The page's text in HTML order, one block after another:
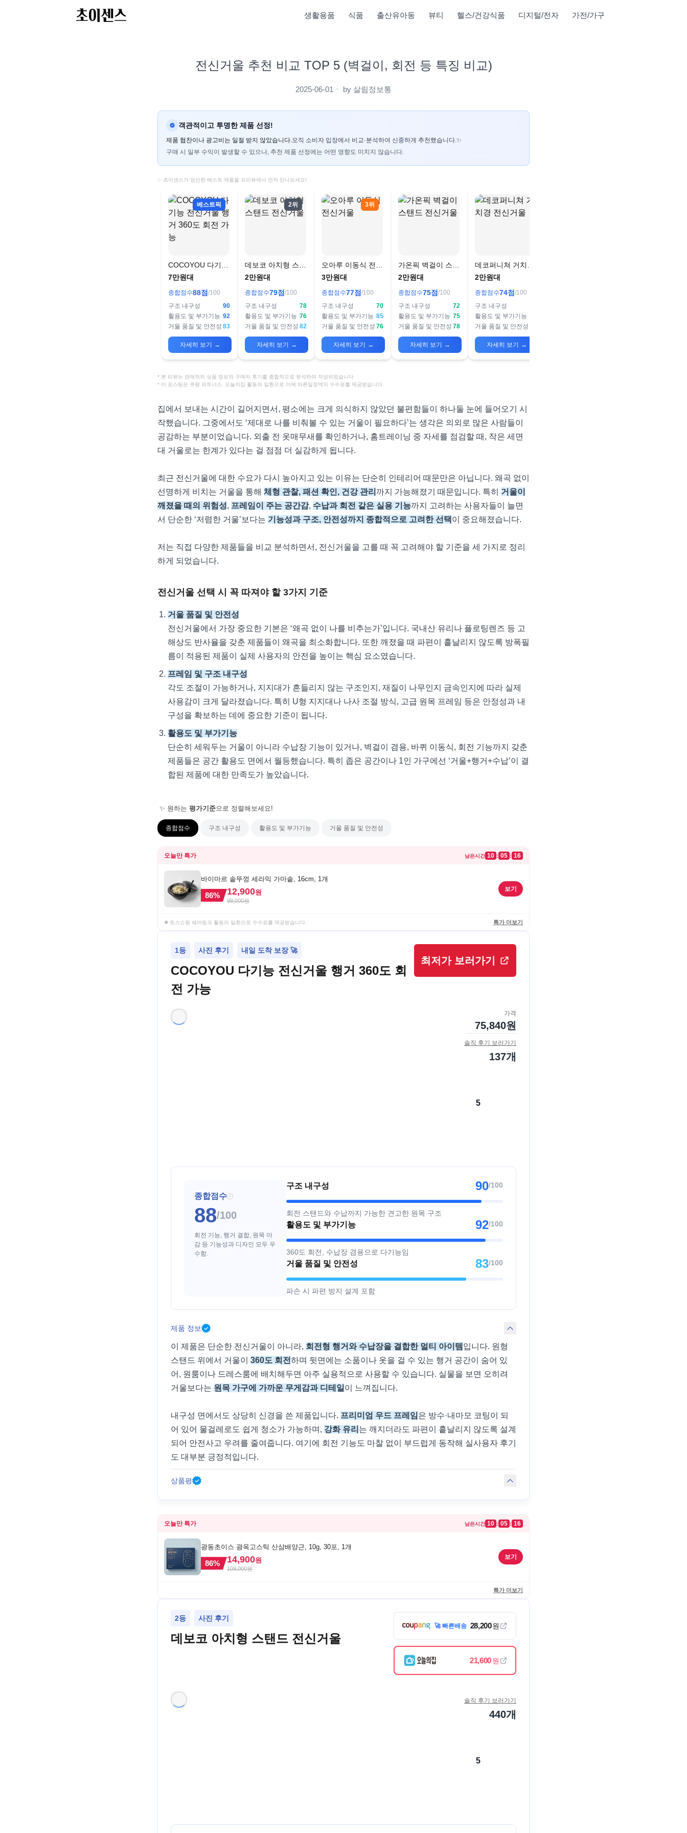
생활용품 식품 출산유아동 뷰티 헬스/건강식품 디지털/전자 가전/가구
전신거울 추천 비교 TOP 5 (벽걸이, 회전 등 특징 비교)
2025-06-01 ㆍ by 살림정보통
객관적이고 투명한 제품 선정!
제품 협찬이나 광고비는 일절 받지 않았습니다.오직 소비자 입장에서 비교·분석하여 신중하게 추천했습니다.✨
구매 시 일부 수익이 발생할 수 있으나, 추천 제품 선정에는 어떤 영향도 미치지 않습니다.
✨ 초이센스가 엄선한 베스트 제품을 프리뷰에서 먼저 만나보세요!
베스트픽
COCOYOU 다기능
전신거울 행거 360
7만원대
종합점수88점 /100
구조 내구성
90
활용도 및 부가기능 92
거울 품질 및 안전성 83
자세히 보기 →
2위
데보코 아치형 스탠
드 전신거울
2만원대
종합점수79점 /100
구조 내구성
78
활용도 및 부가기능 76
거울 품질 및 안전성 82
자세히 보기 →
3위
오아루 이동식 전신
거울
3만원대
종합점수77점 /100
구조 내구성
70
활용도 및 부가기능 85
거울 품질 및 안전성 76
자세히 보기 →
가온픽 벽걸이 스탠
드 전신거울
2만원대
종합점수75점 /100
구조 내구성
72
활용도 및 부가기능 75
거울 품질 및 안전성 78
자세히 보기 →
데코퍼니쳐 거치경
전신거울
2만원대
종합점수74점 /100
구조 내구성
활용도 및 부가기능
거울 품질 및 안전성
자세히 보기 →
* 본 리뷰는 판매처의 상품 정보와 구매자 후기를 종합적으로 분석하여 작성되었습니다
* 이 포스팅은 쿠팡 파트너스, 오늘의집 활동의 일환으로 이에 따른일정액의 수수료를 제공받습니다.
집에서 보내는 시간이 길어지면서, 평소에는 크게 의식하지 않았던 불편함들이 하나둘 눈에 들어오기 시
작했습니다. 그중에서도 ‘제대로 나를 비춰볼 수 있는 거울이 필요하다’는 생각은 의외로 많은 사람들이
공감하는 부분이었습니다. 외출 전 옷매무새를 확인하거나, 홈트레이닝 중 자세를 점검할 때, 작은 세면
대 거울로는 한계가 있다는 걸 점점 더 실감하게 됩니다.
최근 전신거울에 대한 수요가 다시 높아지고 있는 이유는 단순히 인테리어 때문만은 아닙니다. 왜곡 없이
선명하게 비치는 거울을 통해 체형 관찰, 패션 확인, 건강 관리 까지 가능해졌기 때문입니다. 특히 거울이
깨졌을 때의 위험성, 프레임이 주는 공간감, 수납과 회전 같은 실용 기능까지 고려하는 사용자들이 늘면
서 단순한 ‘저렴한 거울’보다는 기능성과 구조, 안전성까지 종합적으로 고려한 선택이 중요해졌습니다.
저는 직접 다양한 제품들을 비교 분석하면서, 전신거울을 고를 때 꼭 고려해야 할 기준을 세 가지로 정리
하게 되었습니다.
전신거울 선택 시 꼭 따져야 할 3가지 기준
거울 품질 및 안전성
전신거울에서 가장 중요한 기본은 ‘왜곡 없이 나를 비추는가’입니다. 국내산 유리나 플로팅렌즈 등 고
해상도 반사율을 갖춘 제품들이 왜곡을 최소화합니다. 또한 깨졌을 때 파편이 흩날리지 않도록 방폭필
름이 적용된 제품이 실제 사용자의 안전을 높이는 핵심 요소였습니다.
프레임 및 구조 내구성
각도 조절이 가능하거나, 지지대가 흔들리지 않는 구조인지, 재질이 나무인지 금속인지에 따라 실제
사용감이 크게 달라졌습니다. 특히 U형 지지대나 나사 조절 방식, 고급 원목 프레임 등은 안정성과 내
구성을 확보하는 데에 중요한 기준이 됩니다.
활용도 및 부가기능
단순히 세워두는 거울이 아니라 수납장 기능이 있거나, 벽걸이 겸용, 바퀴 이동식, 회전 기능까지 갖춘
제품들은 공간 활용도 면에서 월등했습니다. 특히 좁은 공간이나 1인 가구에선 ‘거울+행거+수납’이 결
합된 제품에 대한 만족도가 높았습니다.
✨ 원하는 평가기준으로 정렬해보세요!
종합점수 구조 내구성 활용도 및 부가기능 거울 품질 및 안전성
오늘만 특가 남은시간 10 : 05 : 16
바이마르 솥뚜껑 세라믹 가마솥, 16cm, 1개
86% 12,900원
99,000원
보기
✱ 토스쇼핑 쉐어링크 활동의 일환으로 수수료를 제공받습니다. 특가 더보기
1등 사진 후기 내일 도착 보장 🚀
COCOYOU 다기능 전신거울 행거 360도 회
전 가능
최저가 보러가기
가격
75,840원
솔직 후기 보러가기
137개
5
종합점수 i
88/100
회전 기능, 행거 결합, 원목 마
감 등 기능성과 디자인 모두 우
수함.
구조 내구성 90/100
회전 스탠드와 수납까지 가능한 견고한 원목 구조
활용도 및 부가기능 92/100
360도 회전, 수납장 겸용으로 다기능임
거울 품질 및 안전성 83/100
파손 시 파편 방지 설계 포함
제품 정보
이 제품은 단순한 전신거울이 아니라, 회전형 행거와 수납장을 결합한 멀티 아이템 입니다. 원형
스탠드 위에서 거울이 360도 회전하며 뒷면에는 소품이나 옷을 걸 수 있는 행거 공간이 숨어 있
어, 원룸이나 드레스룸에 배치해두면 아주 실용적으로 사용할 수 있습니다. 실물을 보면 오히려
거울보다는 원목 가구에 가까운 무게감과 디테일 이 느껴집니다.
내구성 면에서도 상당히 신경을 쓴 제품입니다. 프리미엄 우드 프레임 은 방수·내마모 코팅이 되
어 있어 물걸레로도 쉽게 청소가 가능하며, 강화 유리 는 깨지더라도 파편이 흩날리지 않도록 설계
되어 안전사고 우려를 줄여줍니다. 여기에 회전 기능도 마찰 없이 부드럽게 동작해 실사용자 후기
도 대부분 긍정적입니다.
상품평
오늘만 특가 남은시간 10 : 05 : 16
광동초이스 광옥고스틱 산삼배양근, 10g, 30포, 1개
86% 14,900원
109,000원
보기
특가 더보기
2등 사진 후기
데보코 아치형 스탠드 전신거울
🚀 빠른배송 28,200원
21,600원
솔직 후기 보러가기
440개
5